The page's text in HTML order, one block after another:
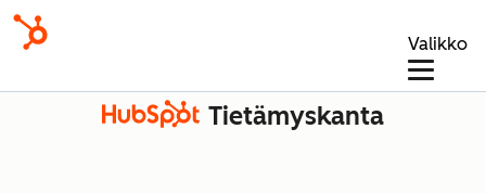
Valikko
Tietämyskanta